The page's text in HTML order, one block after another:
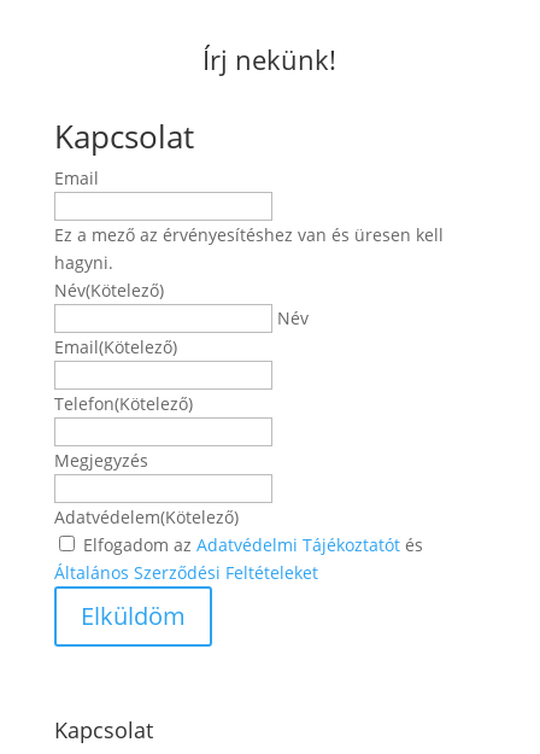
Írj nekünk!
Kapcsolat
Email
Ez a mező az érvényesítéshez van és üresen kell
hagyni.
Név(Kötelező)
Név
Email(Kötelező)
Telefon(Kötelező)
Megjegyzés
Adatvédelem(Kötelező)
Elfogadom az Adatvédelmi Tájékoztatótés
Általános Szerződési Feltételeket
Kapcsolat